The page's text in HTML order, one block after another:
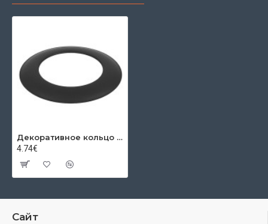
Декоративное кольцо Ø160x2мм
4.74€
Сайт